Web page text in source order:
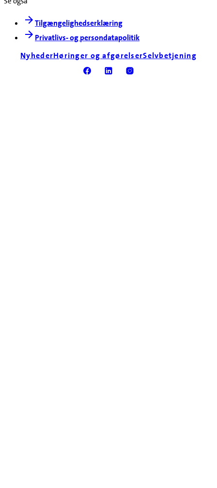
Tilgængelighedserklæring
Privatlivs- og persondatapolitik
NyhederHøringer og afgørelserSelvbetjening